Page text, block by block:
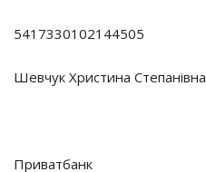
5417330102144505
Шевчук Христина Степанівна
Приватбанк